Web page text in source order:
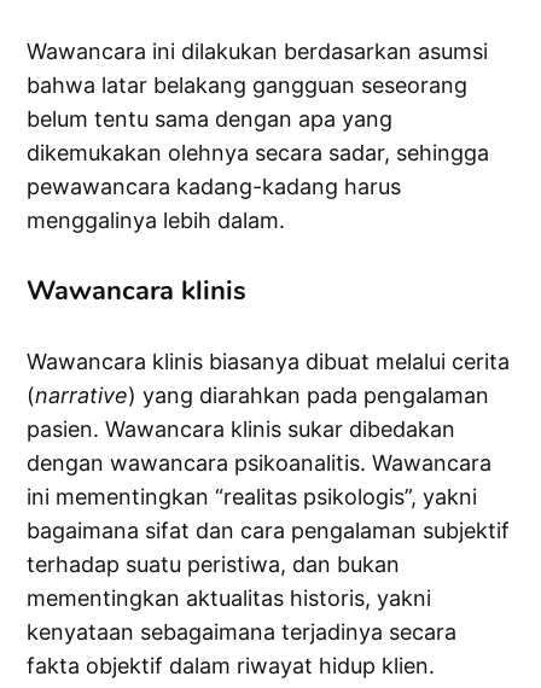
Wawancara ini dilakukan berdasarkan asumsi
bahwa latar belakang gangguan seseorang
belum tentu sama dengan apa yang
dikemukakan olehnya secara sadar, sehingga
pewawancara kadang-kadang harus
menggalinya lebih dalam.
Wawancara klinis
Wawancara klinis biasanya dibuat melalui cerita
(narrative) yang diarahkan pada pengalaman
pasien. Wawancara klinis sukar dibedakan
dengan wawancara psikoanalitis. Wawancara
ini mementingkan “realitas psikologis”, yakni
bagaimana sifat dan cara pengalaman subjektif
terhadap suatu peristiwa, dan bukan
mementingkan aktualitas historis, yakni
kenyataan sebagaimana terjadinya secara
fakta objektif dalam riwayat hidup klien.